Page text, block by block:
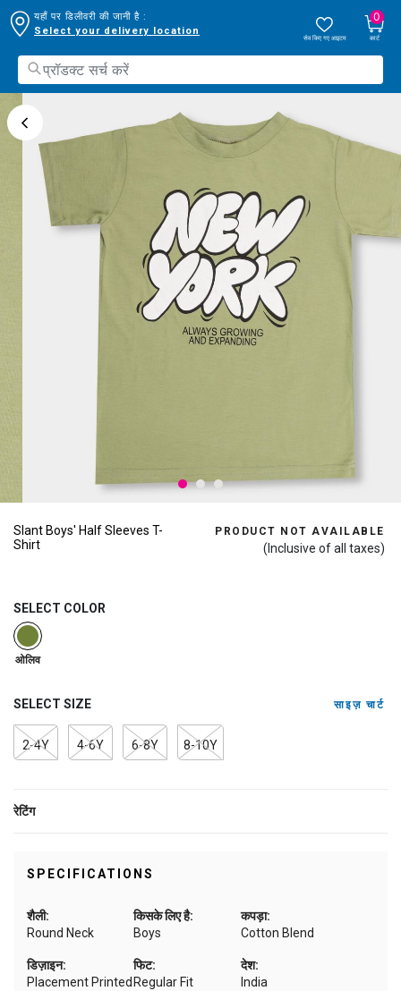
यहाँ पर डिलीवरी की जानी है :
Select your delivery location
सेव किए गए आइटम
0
कार्ट
Slant Boys' Half Sleeves T-
Shirt
PRODUCT NOT AVAILABLE
(Inclusive of all taxes)
SELECT COLOR
selected
ओलिव
SELECT SIZE साइज़ चार्ट
2-4Y 4-6Y 6-8Y 8-10Y
रेटिंग
SPECIFICATIONS
शैली:
Round Neck
किसके लिए है:
Boys
कपड़ा:
Cotton Blend
डिज़ाइन:
Placement Printed
फिट:
Regular Fit
देश:
India